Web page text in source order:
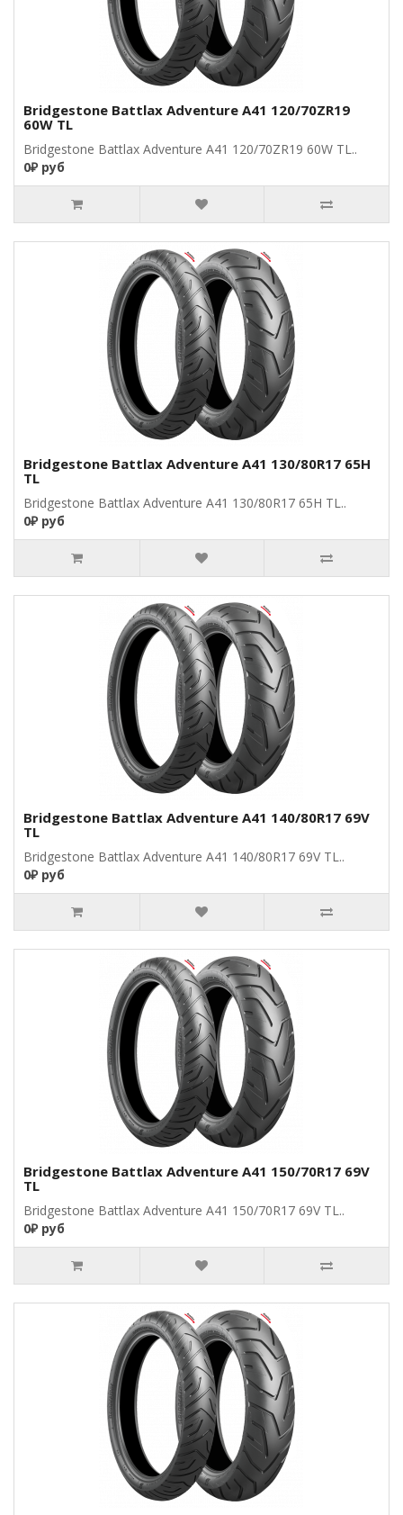
Bridgestone Battlax Adventure A41 120/70ZR19
60W TL
Bridgestone Battlax Adventure A41 120/70ZR19 60W TL..
0₽ руб
Bridgestone Battlax Adventure A41 130/80R17 65H
TL
Bridgestone Battlax Adventure A41 130/80R17 65H TL..
0₽ руб
Bridgestone Battlax Adventure A41 140/80R17 69V
TL
Bridgestone Battlax Adventure A41 140/80R17 69V TL..
0₽ руб
Bridgestone Battlax Adventure A41 150/70R17 69V
TL
Bridgestone Battlax Adventure A41 150/70R17 69V TL..
0₽ руб